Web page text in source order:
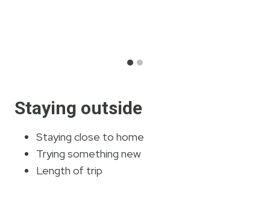
Staying outside
Staying close to home
Trying something new
Length of trip